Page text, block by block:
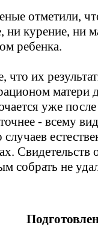
отметили,
курение, ни
ребенка.
их
матери
уже
- всему
Свидетельств
собрать не